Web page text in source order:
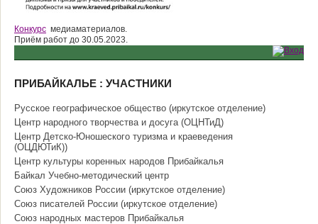
Конкурс медиаматериалов.
Приём работ до 30.05.2023.
ПРИБАЙКАЛЬЕ : УЧАСТНИКИ
Русское географическое общество (иркутское отделение)
Центр народного творчества и досуга (ОЦНТиД)
Центр Детско-Юношеского туризма и краеведения
(ОЦДЮТиК))
Центр культуры коренных народов Прибайкалья
Байкал Учебно-методический центр
Союз Художников России (иркутское отделение)
Союз писателей России (иркутское отделение)
Союз народных мастеров Прибайкалья